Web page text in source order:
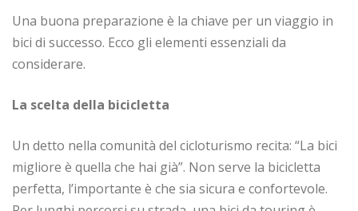
Una buona preparazione è la chiave per un viaggio in
bici di successo. Ecco gli elementi essenziali da
considerare.
La scelta della bicicletta
Un detto nella comunità del cicloturismo recita: “La bici
migliore è quella che hai già”. Non serve la bicicletta
perfetta, l’importante è che sia sicura e confortevole.